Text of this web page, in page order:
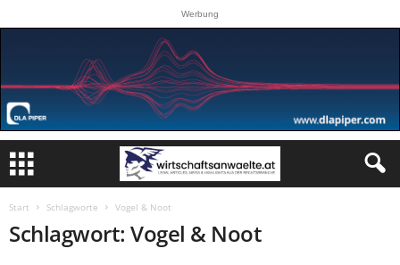
Werbung
Start Schlagworte Vogel & Noot
Schlagwort: Vogel & Noot